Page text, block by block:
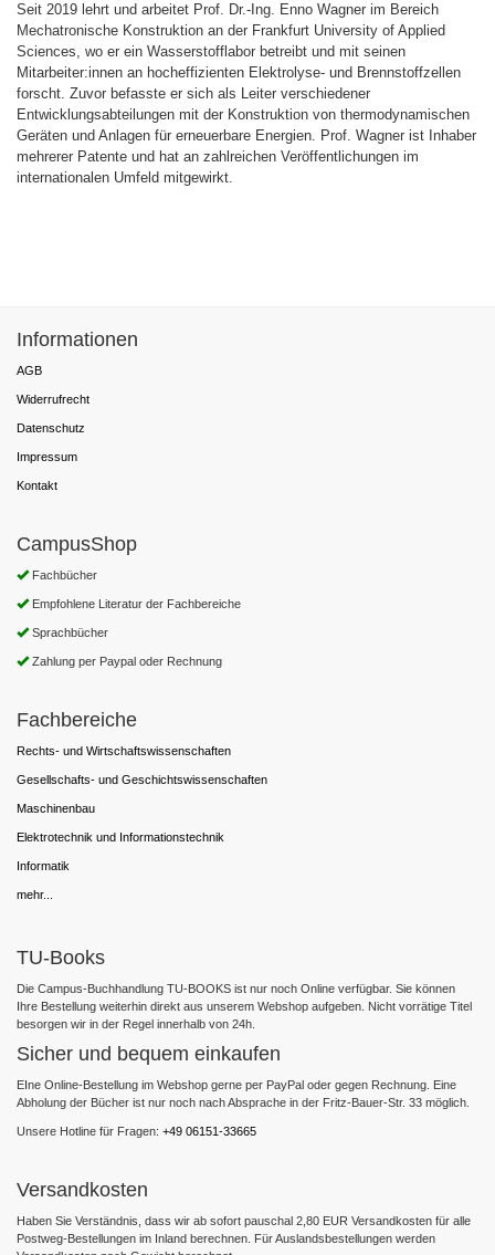
Seit 2019 lehrt und arbeitet Prof. Dr.-Ing. Enno Wagner im Bereich
Mechatronische Konstruktion an der Frankfurt University of Applied
Sciences, wo er ein Wasserstofflabor betreibt und mit seinen
Mitarbeiter:innen an hocheffizienten Elektrolyse- und Brennstoffzellen
forscht. Zuvor befasste er sich als Leiter verschiedener
Entwicklungsabteilungen mit der Konstruktion von thermodynamischen
Geräten und Anlagen für erneuerbare Energien. Prof. Wagner ist Inhaber
mehrerer Patente und hat an zahlreichen Veröffentlichungen im
internationalen Umfeld mitgewirkt.
Informationen
AGB
Widerrufrecht
Datenschutz
Impressum
Kontakt
CampusShop
Fachbücher
Empfohlene Literatur der Fachbereiche
Sprachbücher
Zahlung per Paypal oder Rechnung
Fachbereiche
Rechts- und Wirtschaftswissenschaften
Gesellschafts- und Geschichtswissenschaften
Maschinenbau
Elektrotechnik und Informationstechnik
Informatik
mehr...
TU-Books
Die Campus-Buchhandlung TU-BOOKS ist nur noch Online verfügbar. Sie können
Ihre Bestellung weiterhin direkt aus unserem Webshop aufgeben. Nicht vorrätige Titel
besorgen wir in der Regel innerhalb von 24h.
Sicher und bequem einkaufen
EIne Online-Bestellung im Webshop gerne per PayPal oder gegen Rechnung. Eine
Abholung der Bücher ist nur noch nach Absprache in der Fritz-Bauer-Str. 33 möglich.
Unsere Hotline für Fragen: +49 06151-33665
Versandkosten
Haben Sie Verständnis, dass wir ab sofort pauschal 2,80 EUR Versandkosten für alle
Postweg-Bestellungen im Inland berechnen. Für Auslandsbestellungen werden